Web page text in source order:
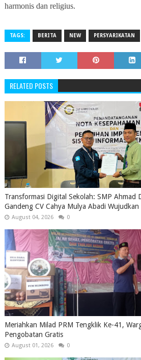
harmonis dan religius.
TAGS: BERITA NEW PERSYARIKATAN
RELATED POSTS
Transformasi Digital Sekolah: SMP Ahmad
Gandeng CV Cahya Mulya Abadi
August 04, 2026 0
Meriahkan Milad PRM Tengklik Ke-41,
Pengobatan Gratis
August 01, 2026 0